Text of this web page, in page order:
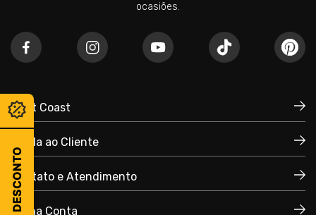
ocasiões.
West Coast
Quem Somos
Política de Privacidade
Ajuda ao Cliente
Trocas e Devoluções
Políticas de Compra
Contato e Atendimento
Minha Conta